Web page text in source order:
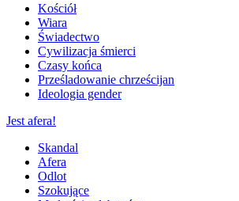
Kościół
Wiara
Świadectwo
Cywilizacja śmierci
Czasy końca
Prześladowanie chrześcijan
Ideologia gender
Jest afera!
Skandal
Afera
Odlot
Szokujące